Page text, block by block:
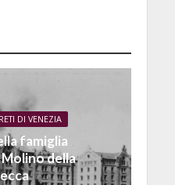
DI VENEZIA
famiglia
della